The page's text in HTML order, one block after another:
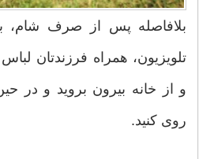
بلافاصله پس از صرف شام،
تلویزیون، همراه فرزندتان
و از خانه بیرون بروید و در
روی کنید.